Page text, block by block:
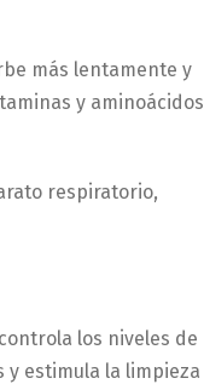
más lentamente y
y aminoácidos
respiratorio,
los niveles de
estimula la limpieza